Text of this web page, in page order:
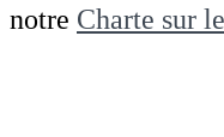
notre Charte sur